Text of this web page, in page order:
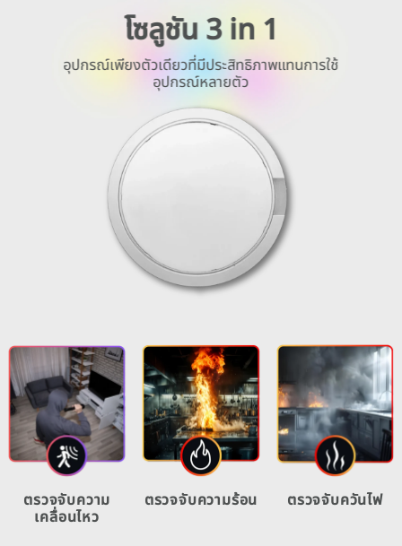
โซลูชัน 3 in 1
อุปกรณ์เพียงตัวเดียวที่มีประสิทธิภาพแทนการใช้
อุปกรณ์หลายตัว
ตรวจจับความ
เคลื่อนไหว
ตรวจจับความร้อน ตรวจจับควันไฟ